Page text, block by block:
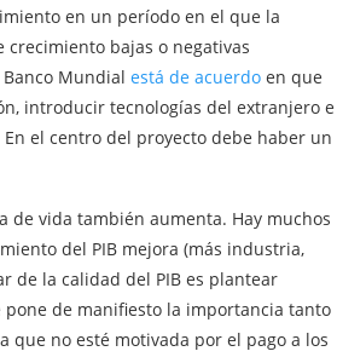
en un período en el que la
crecimiento bajas o negativas
Mundial está de acuerdo en que
introducir tecnologías del extranjero e
el centro del proyecto debe haber un
de vida también aumenta. Hay muchos
del PIB mejora (más industria,
de la calidad del PIB es plantear
pone de manifiesto la importancia tanto
que no esté motivada por el pago a los